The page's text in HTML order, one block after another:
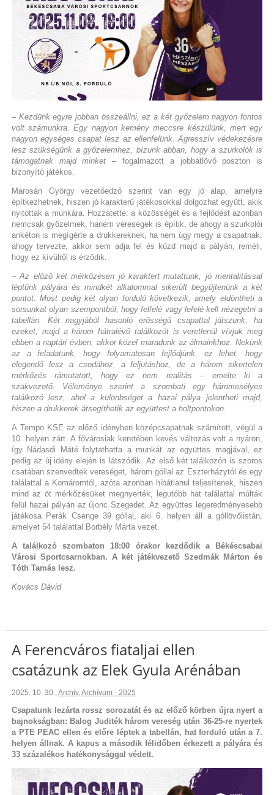
– Kezdünk egyre jobban összeállni, ez a két győzelem nagyon fontos
volt számunkra. Egy nagyon kemény meccsre készülünk, mert egy
nagyon egységes csapat lesz az ellenfelünk. Agresszív védekezésre
lesz szükségünk a győzelemhez, bízunk abban, hogy a szurkolók is
támogatnak majd minket – fogalmazott a jobbátlövő poszton is
bizonyító játékos.
Marosán György vezetőedző szerint van egy jó alap, amelyre
építkezhetnek, hiszen jó karakterű játékosokkal dolgozhat együtt, akik
nyitottak a munkára. Hozzátette: a közösséget és a fejlődést azonban
nemcsak győzelmek, hanem vereségek is építik, de ahogy a szurkolói
ankéton is megígérte a drukkereknek, ha nem úgy megy a csapatnak,
ahogy tervezte, akkor sem adja fel és küzd majd a pályán, reméli,
hogy ez kívülről is érződik.
– Az előző két mérkőzésen jó karaktert mutattunk, jó mentalitással
léptünk pályára és mindkét alkalommal sikerült begyűjtenünk a két
pontot. Most pedig két olyan forduló következik, amely eldöntheti a
sorsunkat olyan szempontból, hogy felfelé vagy lefelé kell nézegetni a
tabellán. Két nagyjából hasonló erősségű csapattal játszunk, ha
ezeket, majd a három hátralévő találkozót is veretlenül vívjuk meg
ebben a naptári évben, akkor közel maradunk az álmainkhoz. Nekünk
az a feladatunk, hogy folyamatosan fejlődjünk, ez lehet, hogy
elegendő lesz a csodához, a feljutáshoz, de a három sikertelen
mérkőzés rámutatott, hogy ez nem realitás – emelte ki a
szakvezető. Véleménye szerint a szombati egy háromesélyes
találkozó lesz, ahol a különbséget a hazai pálya jelentheti majd,
hiszen a drukkerek átsegíthetik az együttest a holtpontokon.
A Tempo KSE az előző idényben középcsapatnak számított, végül a
10. helyen zárt. A fővárosiak keretében kevés változás volt a nyáron,
így Nádasdi Máté folytathatta a munkát az együttes magjával, ez
pedig az új idény elején is látszódik. Az első két találkozón is szoros
csatában szenvedtek vereséget, három góllal az Eszterházytól és egy
találattal a Komáromtól, azóta azonban hibátlanul teljesítenek, hiszen
mind az öt mérkőzésüket megnyerték, legutóbb hat találattal múlták
felül hazai pályán az újonc Szegedet. Az együttes legeredményesebb
játékosa Perák Csenge 39 góllal, aki 6. helyen áll a góllövőlistán,
amelyet 54 találattal Borbély Márta vezet.
A találkozó szombaton 18:00 órakor kezdődik a Békéscsabai
Városi Sportcsarnokban. A két játékvezető Szedmák Márton és
Tóth Tamás lesz.
Kovács Dávid
A Ferencváros fiataljai ellen
csatázunk az Elek Gyula Arénában
2025. 10. 30.,Archív,Archívum - 2025
Csapatunk lezárta rossz sorozatát és az előző körben újra nyert a
bajnokságban: Balog Juditék három vereség után 36-25-re nyertek
a PTE PEAC ellen és előre léptek a tabellán, hat forduló után a 7.
helyen állnak. A kapus a második félidőben érkezett a pályára és
33 százalékos hatékonysággal védett.